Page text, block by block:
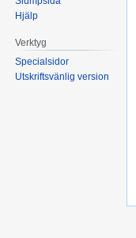
Hjälp
Verktyg
Specialsidor
Utskriftsvänlig version